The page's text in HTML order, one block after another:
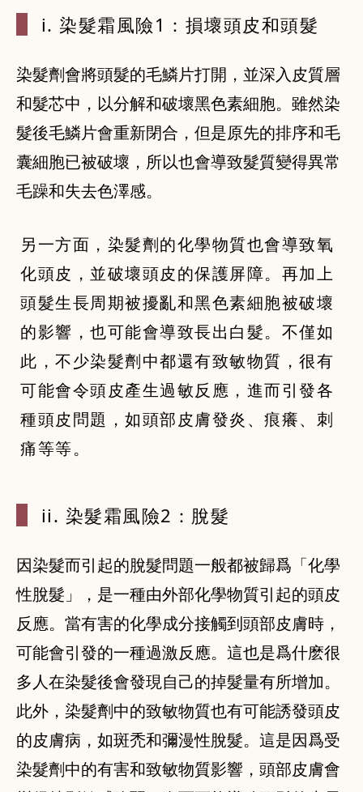
i. 染髮霜風險1：損壞頭皮和頭髮
染髮劑會將頭髮的毛鱗片打開，並深入皮質層
和髮芯中，以分解和破壞黑色素細胞。雖然染
髮後毛鱗片會重新閉合，但是原先的排序和毛
囊細胞已被破壞，所以也會導致髮質變得異常
毛躁和失去色澤感。
另一方面，染髮劑的化學物質也會導致氧
化頭皮，並破壞頭皮的保護屏障。再加上
頭髮生長周期被擾亂和黑色素細胞被破壞
的影響，也可能會導致長出白髮。不僅如
此，不少染髮劑中都還有致敏物質，很有
可能會令頭皮產生過敏反應，進而引發各
種頭皮問題，如頭部皮膚發炎、痕癢、刺
痛等等。
ii. 染髮霜風險2：脫髮
因染髮而引起的脫髮問題一般都被歸爲「化學
性脫髮」，是一種由外部化學物質引起的頭皮
反應。當有害的化學成分接觸到頭部皮膚時，
可能會引發的一種過激反應。這也是爲什麽很
多人在染髮後會發現自己的掉髮量有所增加。
此外，染髮劑中的致敏物質也有可能誘發頭皮
的皮膚病，如斑禿和彌漫性脫髮。這是因爲受
染髮劑中的有害和致敏物質影響，頭部皮膚會